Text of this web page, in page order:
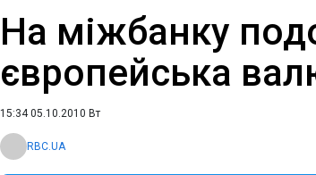
На міжбанку
європейська
15:34 05.10.2010 Вт
RBC.UA